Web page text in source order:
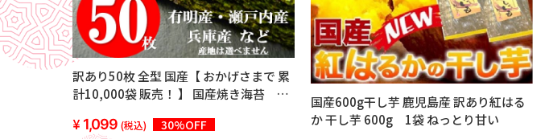
訳あり50枚 全型 国産【 おかげさまで 累
計10,000袋 販売！ 】 国産焼き海苔 焼
荷日より180日以上
1,099 (税込) 30%OFF
国産600g干し芋 鹿児島産 訳あり紅はる
か 干し芋 600g 1袋 ねっとり甘い